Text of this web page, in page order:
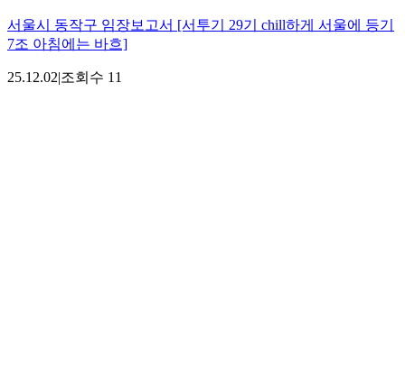
서울시 동작구 임장보고서 [서투기 29기 chill하게 서울에 등기
7조 아침에는 바흐]
25.12.02|조회수 11